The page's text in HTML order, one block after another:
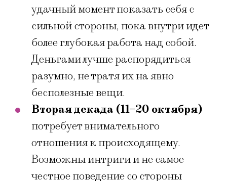
удачный момент показать себя с
сильной стороны, пока внутри идет
более глубокая работа над собой.
Деньгами лучше распорядиться
разумно, не тратя их на явно
бесполезные вещи.
Вторая декада (11-20 октября)
потребует внимательного
отношения к происходящему.
Возможны интриги и не самое
честное поведение со стороны